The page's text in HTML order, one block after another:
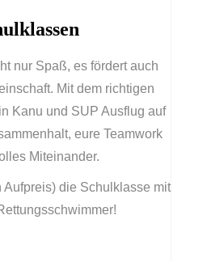
des Schuljahres
nur Spaß, es fördert auch
Mit dem richtigen
Kanu und SUP Ausflug auf
eure Teamwork
Miteinander.
die Schulklasse mit